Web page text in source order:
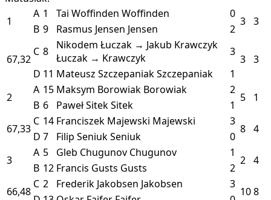
1
A 1 Tai Woffinden Woffinden 0
3 3
B 9 Rasmus Jensen Jensen 2
67,32
C 8
Nikodem Łuczak → Jakub Krawczyk
Łuczak → Krawczyk
3
3 3
D 11 Mateusz SzczepaniakSzczepaniak
1
2
A 15 Maksym Borowiak Borowiak 2
5 1
B 6 Paweł SitekSitek
1
67,33
C 14 Franciszek Majewski Majewski 3
8 4
D 7 Filip SeniukSeniuk
0
3
A 5 Gleb Chugunov Chugunov 1
2 4
B 12 Francis Gusts Gusts
2
66,48
C 2 Frederik Jakobsen Jakobsen 3
108